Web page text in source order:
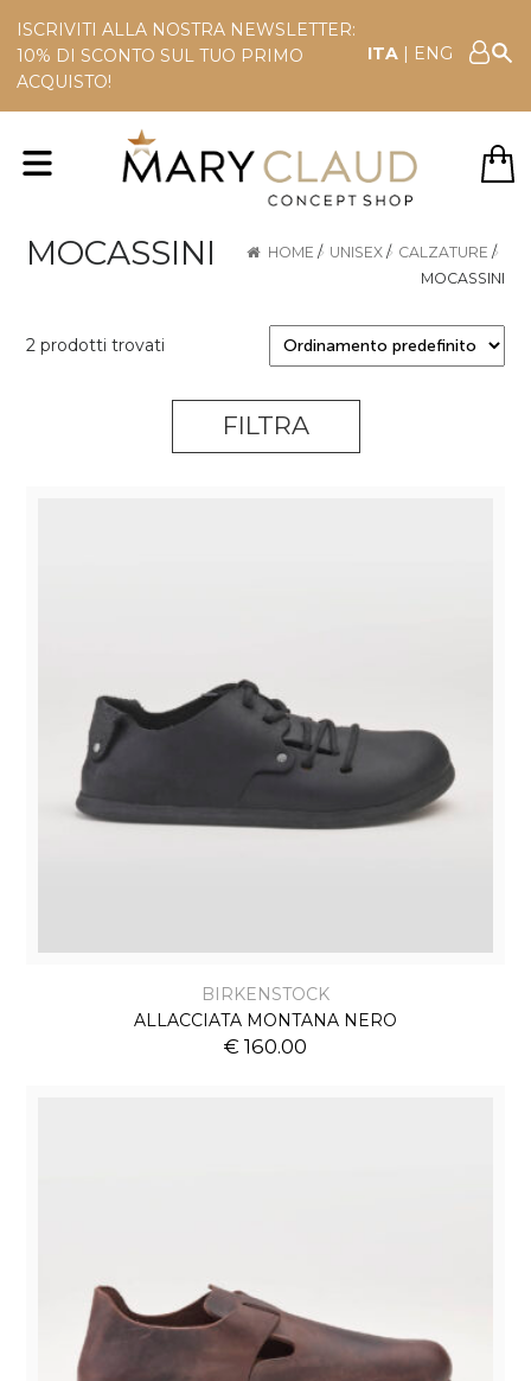
ISCRIVITI ALLA NOSTRA NEWSLETTER:
10% DI SCONTO SUL TUO PRIMO
ACQUISTO!
ITA | ENG
MOCASSINI HOME / UNISEX / CALZATURE /
MOCASSINI
2 prodotti trovati
FILTRA
BIRKENSTOCK
ALLACCIATA MONTANA NERO
€ 160.00